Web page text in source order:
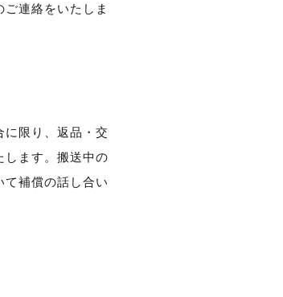
連絡をいたしま
限り、返品・交
します。搬送中の
補償の話し合い